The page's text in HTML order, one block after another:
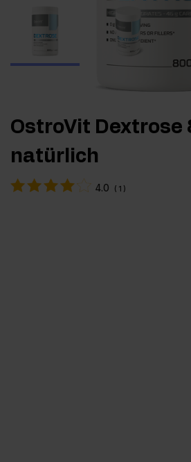
OstroVit Dextrose
natürlich
4.0 ( 1 )